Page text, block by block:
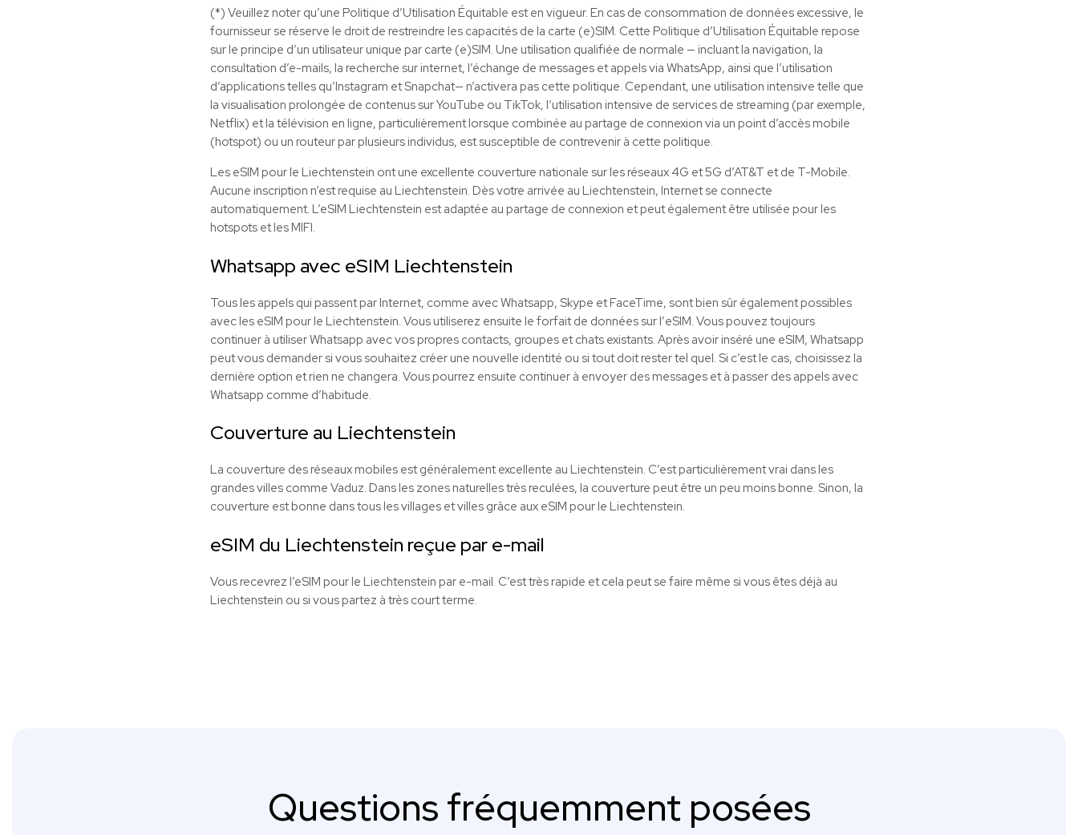
(*) Veuillez noter qu’une Politique d’Utilisation Équitable est en vigueur. En cas de consommation de données excessive, le
fournisseur se réserve le droit de restreindre les capacités de la carte (e)SIM. Cette Politique d’Utilisation Équitable repose
sur le principe d’un utilisateur unique par carte (e)SIM. Une utilisation qualifiée de normale — incluant la navigation, la
consultation d’e-mails, la recherche sur internet, l’échange de messages et appels via WhatsApp, ainsi que l’utilisation
d’applications telles qu’Instagram et Snapchat— n’activera pas cette politique. Cependant, une utilisation intensive telle que
la visualisation prolongée de contenus sur YouTube ou TikTok, l’utilisation intensive de services de streaming (par exemple,
Netflix) et la télévision en ligne, particulièrement lorsque combinée au partage de connexion via un point d’accès mobile
(hotspot) ou un routeur par plusieurs individus, est susceptible de contrevenir à cette politique.
Les eSIM pour le Liechtenstein ont une excellente couverture nationale sur les réseaux 4G et 5G d’AT&T et de T-Mobile.
Aucune inscription n’est requise au Liechtenstein. Dès votre arrivée au Liechtenstein, Internet se connecte
automatiquement. L’eSIM Liechtenstein est adaptée au partage de connexion et peut également être utilisée pour les
hotspots et les MIFI.
Whatsapp avec eSIM Liechtenstein
Tous les appels qui passent par Internet, comme avec Whatsapp, Skype et FaceTime, sont bien sûr également possibles
avec les eSIM pour le Liechtenstein. Vous utiliserez ensuite le forfait de données sur l’eSIM. Vous pouvez toujours
continuer à utiliser Whatsapp avec vos propres contacts, groupes et chats existants. Après avoir inséré une eSIM, Whatsapp
peut vous demander si vous souhaitez créer une nouvelle identité ou si tout doit rester tel quel. Si c’est le cas, choisissez la
dernière option et rien ne changera. Vous pourrez ensuite continuer à envoyer des messages et à passer des appels avec
Whatsapp comme d’habitude.
Couverture au Liechtenstein
La couverture des réseaux mobiles est généralement excellente au Liechtenstein. C’est particulièrement vrai dans les
grandes villes comme Vaduz. Dans les zones naturelles très reculées, la couverture peut être un peu moins bonne. Sinon, la
couverture est bonne dans tous les villages et villes grâce aux eSIM pour le Liechtenstein.
eSIM du Liechtenstein reçue par e-mail
Vous recevrez l’eSIM pour le Liechtenstein par e-mail. C’est très rapide et cela peut se faire même si vous êtes déjà au
Liechtenstein ou si vous partez à très court terme.
Questions fréquemment posées